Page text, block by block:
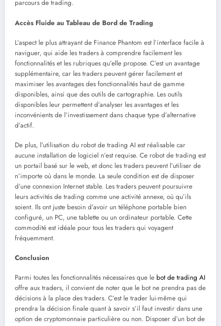
parcours de trading.
Accès Fluide au Tableau de Bord de Trading
L’aspect le plus attrayant de Finance Phantom est l’interface facile à
naviguer, qui aide les traders à comprendre facilement les
fonctionnalités et les rubriques qu’elle propose. C’est un avantage
supplémentaire, car les traders peuvent gérer facilement et
maximiser les avantages des fonctionnalités haut de gamme
disponibles, ainsi que des outils de cartographie. Les outils
disponibles leur permettent d’analyser les avantages et les
inconvénients de l’investissement dans chaque type d’alternative
d’actif.
De plus, l’utilisation du robot de trading AI est réalisable car
aucune installation de logiciel n’est requise. Ce robot de trading est
un portail basé sur le web, et donc les traders peuvent l’utiliser de
n’importe où dans le monde. La seule condition est de disposer
d’une connexion Internet stable. Les traders peuvent poursuivre
leurs activités de trading comme une activité annexe, où qu’ils
soient. Ils ont juste besoin d’avoir un téléphone portable bien
configuré, un PC, une tablette ou un ordinateur portable. Cette
commodité est idéale pour tous les traders qui voyagent
fréquemment.
Conclusion
Parmi toutes les fonctionnalités nécessaires que le bot de trading AI
offre aux traders, il convient de noter que le bot ne prendra pas de
décisions à la place des traders. C’est le trader lui-même qui
prendra la décision finale quant à savoir s’il faut investir dans une
option de cryptomonnaie particulière ou non. Disposer d’un bot de